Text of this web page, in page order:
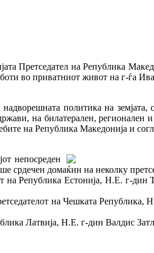
Претседател на Република
во приватниот живот на г-ѓа
политика на земјата,
на билатерален, регионален
на Република Македонија и
непосреден
срдечен домаќин на неколку
на Република Естонија, Н.Е. г-дин
на Чешката Република,
Латвија, Н.Е. г-дин Валдис